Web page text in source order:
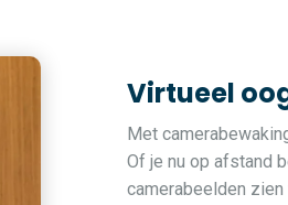
Virtueel
Met
Of je nu op afstand
camerabeelden